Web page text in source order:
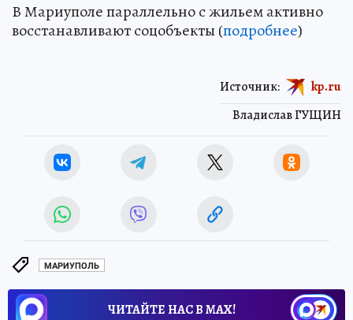
В Мариуполе параллельно с жильем активно
восстанавливают соцобъекты (подробнее)
Владислав ГУЩИН
Источник: kp.ru
МАРИУПОЛЬ
ЧИТАЙТЕ НАС В МАХ!